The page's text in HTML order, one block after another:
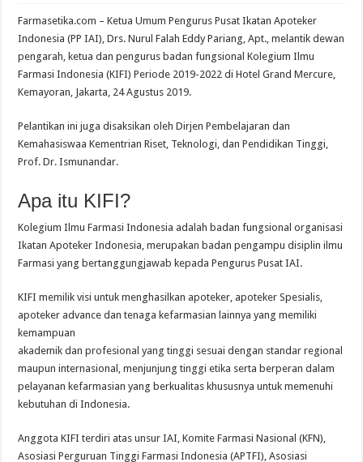
Farmasetika.com – Ketua Umum Pengurus Pusat Ikatan Apoteker
Indonesia (PP IAI), Drs. Nurul Falah Eddy Pariang, Apt., melantik dewan
pengarah, ketua dan pengurus badan fungsional Kolegium Ilmu
Farmasi Indonesia (KIFI) Periode 2019-2022 di Hotel Grand Mercure,
Kemayoran, Jakarta, 24 Agustus 2019.
Pelantikan ini juga disaksikan oleh Dirjen Pembelajaran dan
Kemahasiswaa Kementrian Riset, Teknologi, dan Pendidikan Tinggi,
Prof. Dr. Ismunandar.
Apa itu KIFI?
Kolegium Ilmu Farmasi Indonesia adalah badan fungsional organisasi
Ikatan Apoteker Indonesia, merupakan badan pengampu disiplin ilmu
Farmasi yang bertanggungjawab kepada Pengurus Pusat IAI.
KIFI memilik visi untuk menghasilkan apoteker, apoteker Spesialis,
apoteker advance dan tenaga kefarmasian lainnya yang memiliki
kemampuan
akademik dan profesional yang tinggi sesuai dengan standar regional
maupun internasional, menjunjung tinggi etika serta berperan dalam
pelayanan kefarmasian yang berkualitas khususnya untuk memenuhi
kebutuhan di Indonesia.
Anggota KIFI terdiri atas unsur IAI, Komite Farmasi Nasional (KFN),
Asosiasi Perguruan Tinggi Farmasi Indonesia (APTFI), Asosiasi